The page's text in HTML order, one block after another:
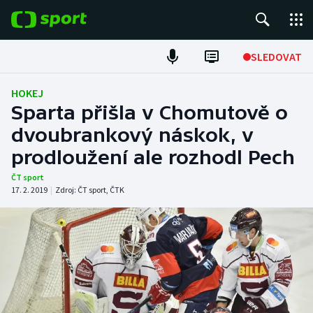
SLEDOVAT
Fotbal
Hokej
Tenis
Atletika
Cyklistika
DALŠÍ SPORTY
Americký fotbal
NEPŘEHLÉDNĚTE
HOKEJ
Sparta přišla v Chomutově o
dvoubrankový náskok, v
prodloužení ale rozhodl Pech
ČT sport
17. 2. 2019 | Zdroj: ČT sport, ČTK